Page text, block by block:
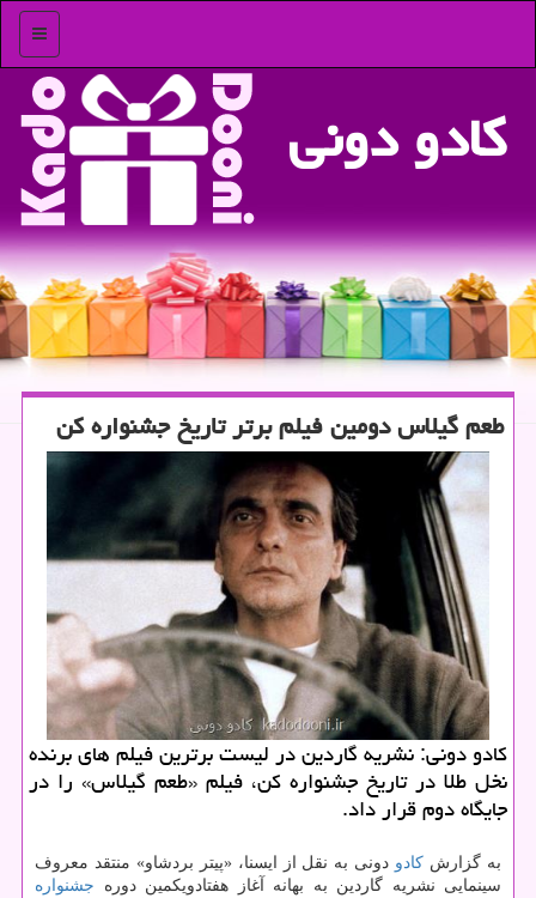
منو
كادو دونی
طعم گیلاس دومین فیلم برتر تاریخ جشنواره كن
كادو دونی: نشریه گاردین در لیست برترین فیلم های برنده
نخل طلا در تاریخ جشنواره كن، فیلم «طعم گیلاس» را در
جایگاه دوم قرار داد.
به گزارش كادو دونی به نقل از ایسنا، «پیتر بردشاو» منتقد معروف
سینمایی نشریه گاردین به بهانه آغاز هفتادویكمین دوره جشنواره